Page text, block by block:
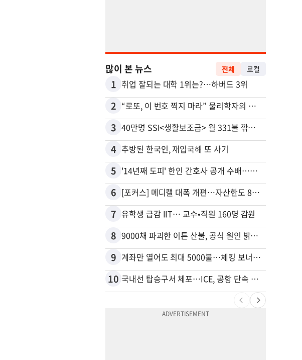
많이 본 뉴스 전체 로컬
1 취업 잘되는 대학 1위는?…하버드 3위
2 “로또, 이 번호 찍지 마라” 물리학자의 당첨금 높이는 비밀
3 40만명 SSI<생활보조금> 월 331불 깎이나
4 추방된 한국인, 재입국해 또 사기
5 '14년째 도피' 한인 간호사 공개 수배…메디케어 사기 유죄
6 [포커스] 메디캘 대폭 개편…자산한도 84% 축소
7 유학생 급감 IIT… 교수•직원 160명 감원
8 9000채 파괴한 이튼 산불, 공식 원인 밝혀졌다
9 계좌만 열어도 최대 5000불…체킹 보너스 무한 경쟁
10 국내선 탑승구서 체포…ICE, 공항 단속 확대